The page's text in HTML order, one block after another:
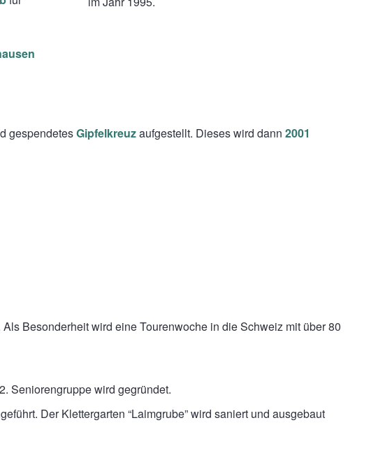
gespendetesGipfelkreuzaufgestellt. Dieses wird dann 2001
Als Besonderheit wird eine Tourenwoche in die Schweiz mit über 80
Seniorengruppe wird gegründet.
Der Klettergarten “Laimgrube” wird saniert und ausgebaut